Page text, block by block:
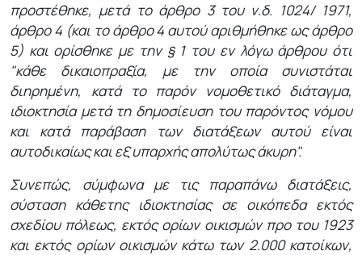
προστέθηκε, μετά το άρθρο 3 του ν.δ. 1024/ 1971,
άρθρο 4 (και το άρθρο 4 αυτού αριθμήθηκε ως άρθρο
5) και ορίσθηκε με την § 1 του εν λόγω άρθρου ότι
"κάθε δικαιοπραξία, με την οποία συνιστάται
διηρημένη, κατά το παρόν νομοθετικό διάταγμα,
ιδιοκτησία μετά τη δημοσίευση του παρόντος νόμου
και κατά παράβαση των διατάξεων αυτού είναι
αυτοδικαίως και εξ υπαρχής απολύτως άκυρη".
Συνεπώς, σύμφωνα με τις παραπάνω διατάξεις,
σύσταση κάθετης ιδιοκτησίας σε οικόπεδα εκτός
σχεδίου πόλεως, εκτός ορίων οικισμών προ του 1923
και εκτός ορίων οικισμών κάτω των 2.000 κατοίκων,